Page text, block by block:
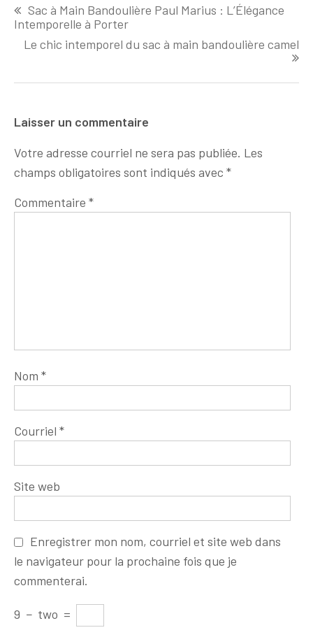
de
l'article
Sac à Main Bandoulière Paul Marius : L’Élégance
Intemporelle à Porter
Le chic intemporel du sac à main bandoulière camel
Laisser un commentaire
Votre adresse courriel ne sera pas publiée. Les
champs obligatoires sont indiqués avec *
Commentaire *
Nom *
Courriel *
Site web
Enregistrer mon nom, courriel et site web dans
le navigateur pour la prochaine fois que je
commenterai.
9 − two =